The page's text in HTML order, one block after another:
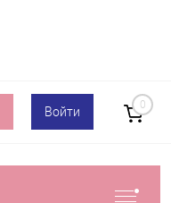
Войти 0